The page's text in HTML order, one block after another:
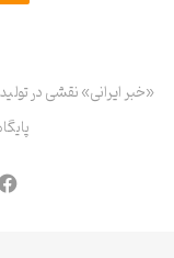
«خبر ایرانی» نقشی در